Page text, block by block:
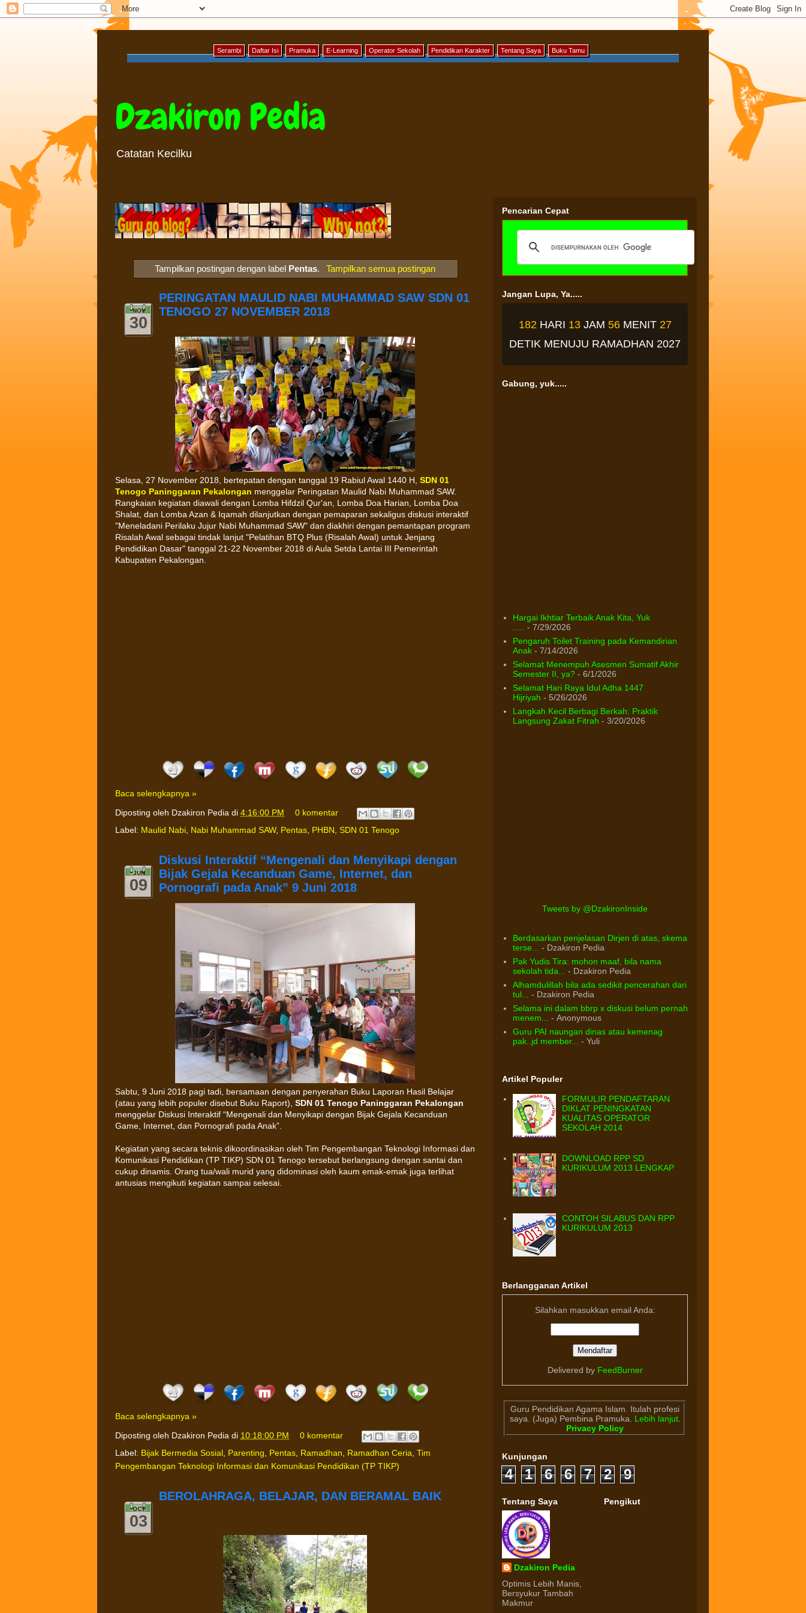
Serambi Daftar Isi Pramuka E-Learning Operator Sekolah Pendidikan Karakter Tentang Saya Buku Tamu
Dzakiron Pedia
Catatan Kecilku
Tampilkan postingan dengan label Pentas. Tampilkan semua postingan
NOV
30
PERINGATAN MAULID NABI MUHAMMAD SAW SDN 01
TENOGO 27 NOVEMBER 2018
Selasa, 27 November 2018, bertepatan dengan tanggal 19 Rabiul Awal 1440 H, SDN 01
Tenogo Paninggaran Pekalongan menggelar Peringatan Maulid Nabi Muhammad SAW.
Rangkaian kegiatan diawali dengan Lomba Hifdzil Qur'an, Lomba Doa Harian, Lomba Doa
Shalat, dan Lomba Azan & Iqamah dilanjutkan dengan pemaparan sekaligus diskusi interaktif
"Meneladani Perilaku Jujur Nabi Muhammad SAW" dan diakhiri dengan pemantapan program
Risalah Awal sebagai tindak lanjut "Pelatihan BTQ Plus (Risalah Awal) untuk Jenjang
Pendidikan Dasar" tanggal 21-22 November 2018 di Aula Setda Lantai III Pemerintah
Kabupaten Pekalongan.
Baca selengkapnya »
Diposting oleh Dzakiron Pedia di 4:16:00 PM
0 komentar
Label: Maulid Nabi, Nabi Muhammad SAW, Pentas, PHBN, SDN 01 Tenogo
JUN
09
Diskusi Interaktif “Mengenali dan Menyikapi dengan
Bijak Gejala Kecanduan Game, Internet, dan
Pornografi pada Anak” 9 Juni 2018
Sabtu, 9 Juni 2018 pagi tadi, bersamaan dengan penyerahan Buku Laporan Hasil Belajar
(atau yang lebih populer disebut Buku Raport), SDN 01 Tenogo Paninggaran Pekalongan
menggelar Diskusi Interaktif “Mengenali dan Menyikapi dengan Bijak Gejala Kecanduan
Game, Internet, dan Pornografi pada Anak”.
Kegiatan yang secara teknis dikoordinasikan oleh Tim Pengembangan Teknologi Informasi dan
Komunikasi Pendidikan (TP TIKP) SDN 01 Tenogo tersebut berlangsung dengan santai dan
cukup dinamis. Orang tua/wali murid yang didominasi oleh kaum emak-emak juga terlihat
antusias mengikuti kegiatan sampai selesai.
Baca selengkapnya »
Diposting oleh Dzakiron Pedia di 10:18:00 PM
0 komentar
Label: Bijak Bermedia Sosial, Parenting, Pentas, Ramadhan, Ramadhan Ceria, Tim
Pengembangan Teknologi Informasi dan Komunikasi Pendidikan (TP TIKP)
OCT
03
BEROLAHRAGA, BELAJAR, DAN BERAMAL BAIK
Pencarian Cepat
Jangan Lupa, Ya.....
182 HARI 13 JAM 56 MENIT26
DETIK MENUJU RAMADHAN 2027
Gabung, yuk.....
Hargai Ikhtiar Terbaik Anak Kita, Yuk
- 7/29/2026
Pengaruh Toilet Training pada Kemandirian
Anak- 7/14/2026
Selamat Menempuh Asesmen Sumatif Akhir
Semester II, ya?- 6/1/2026
Selamat Hari Raya Idul Adha 1447
Hijriyah - 5/26/2026
Langkah Kecil Berbagi Berkah: Praktik
Langsung Zakat Fitrah - 3/20/2026
Tweets by @DzakironInside
Berdasarkan penjelasan Dirjen di atas, skema
terse...
- Dzakiron Pedia
Pak Yudis Tira: mohon maaf, bila nama
sekolah tida...
- Dzakiron Pedia
Alhamdulillah bila ada sedikit pencerahan dari
tul...
- Dzakiron Pedia
Selama ini dalam bbrp x diskusi belum pernah
menem...
- Anonymous
Guru PAI naungan dinas atau kemenag
pak..jd member...
- Yuli
Artikel Populer
FORMULIR PENDAFTARAN
DIKLAT PENINGKATAN
KUALITAS OPERATOR
SEKOLAH 2014
DOWNLOAD RPP SD
KURIKULUM 2013 LENGKAP
CONTOH SILABUS DAN RPP
KURIKULUM 2013
Berlangganan Artikel
Silahkan masukkan email Anda:
Delivered by FeedBurner
Guru Pendidikan Agama Islam. Itulah profesi
saya. (Juga) Pembina Pramuka.
Lebih lanjut.
Privacy Policy
Kunjungan
4 1 6 6 7 2 9
Tentang Saya
Dzakiron Pedia
Optimis Lebih Manis,
Bersyukur Tambah
Makmur
Pengikut